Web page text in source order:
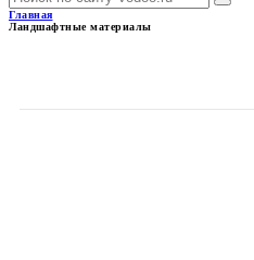
Главная
Ландшафтные материалы